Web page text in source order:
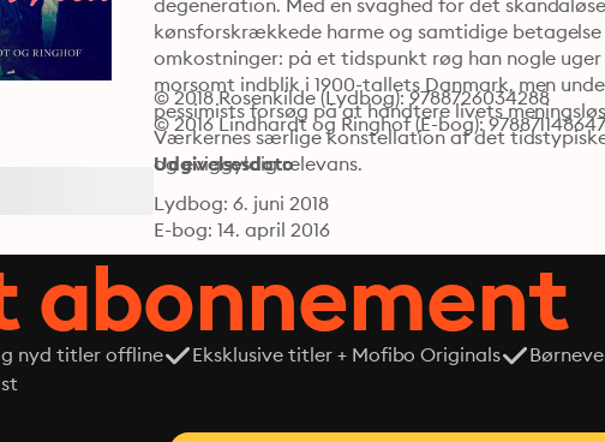
degeneration. Med en svaghed for det
kønsforskrækkede harme og samtidige
omkostninger: på et tidspunkt røg han nogle
morsomt indblik i 1900-tallets Danmark, men
pessimists forsøg på at håndtere livets
Værkernes særlige konstellation af det
og eviggyldig relevans.
© 2018 Rosenkilde (Lydbog): 9788726034288
© 2016 Lindhardt og Ringhof (E-bog):
Udgivelsesdato
Lydbog: 6. juni 2018
E-bog: 14. april 2016
nyd titler offline Eksklusive titler + Mofibo Originals